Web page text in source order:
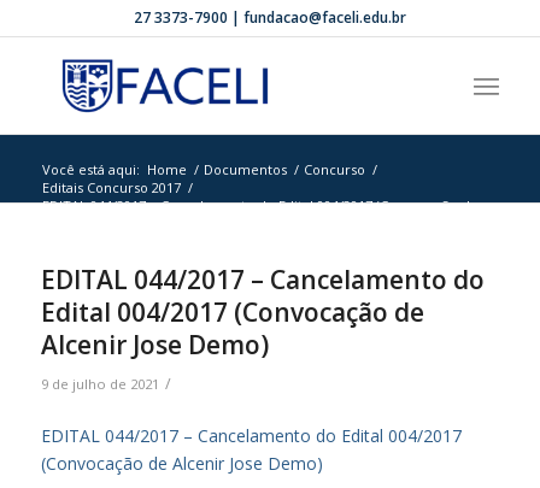
27 3373-7900 | fundacao@faceli.edu.br
Você está aqui: Home / Documentos / Concurso /
Editais Concurso 2017 /
EDITAL 044/2017 – Cancelamento do Edital 004/2017 (Convocação de
EDITAL 044/2017 – Cancelamento do
Edital 004/2017 (Convocação de
Alcenir Jose Demo)
9 de julho de 2021 /
EDITAL 044/2017 – Cancelamento do Edital 004/2017
(Convocação de Alcenir Jose Demo)